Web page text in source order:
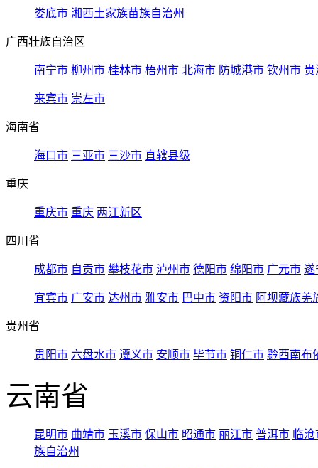
娄底市 湘西土家族苗族自治州
广西壮族自治区
南宁市 柳州市 桂林市 梧州市 北海市 防城港市 钦州市 贵
来宾市 崇左市
海南省
海口市 三亚市 三沙市 直辖县级
重庆
重庆市 重庆 两江新区
四川省
成都市 自贡市 攀枝花市 泸州市 德阳市 绵阳市 广元市 遂
宜宾市 广安市 达州市 雅安市 巴中市 资阳市 阿坝藏族羌
贵州省
贵阳市 六盘水市 遵义市 安顺市 毕节市 铜仁市 黔西南布
云南省
昆明市 曲靖市 玉溪市 保山市 昭通市 丽江市 普洱市 临
族自治州